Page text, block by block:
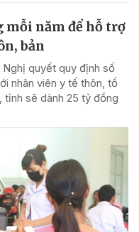
mỗi năm để hỗ trợ
bản
Nghị quyết quy định số
nhân viên y tế thôn, tổ
sẽ dành 25 tỷ đồng